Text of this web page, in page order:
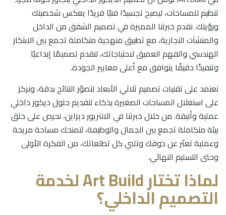
تنظيم للمساحات، ليصبح تجسيدًا فنيًا فريدًا يعكس شخصيتك
ورؤيتك. نقدم خبرتنا المميزة في تصميم الشقق من الداخل
والمنشآت التجارية، مع تطبيق منهجية متكاملة تجمع بين الابتكار
الهندسي والفهم العميق لاحتياجاتك، لنقدم تصميمًا إبداعيًا
وتنفيذًا دقيقًا يتوافق مع أعلى معايير الجودة.
نعتمد على تقنيات تصميم ثلاثي الأبعاد لتصوّر النتائج بدقة، ونركز
على استغلال المساحات الصغيرة بذكاء لتقديم حلول ديكور داخلي
عملية وأنيقة. من خلال خبرتنا في الانتريور ديزاين، نحرص على خلق
بيئة متكاملة تجمع بين الجمال والوظيفة، لتمنحك مساحة مريحة
وعملية تعبّر عن ذوقك وتلبي كل تطلعاتك، من الفكرة الأولى
وحتى التسليم النهائي.
لماذا تختار Art Build لخدمة
التصميم الداخلي؟